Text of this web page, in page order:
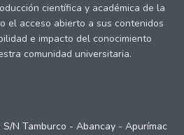
científica y académica de la
el acceso abierto a sus contenidos
e impacto del conocimiento
comunidad universitaria.
N Tamburco - Abancay - Apurímac